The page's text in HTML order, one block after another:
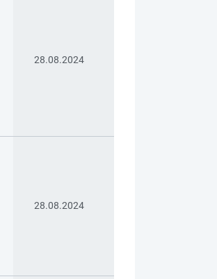
28.08.2024
28.08.2024